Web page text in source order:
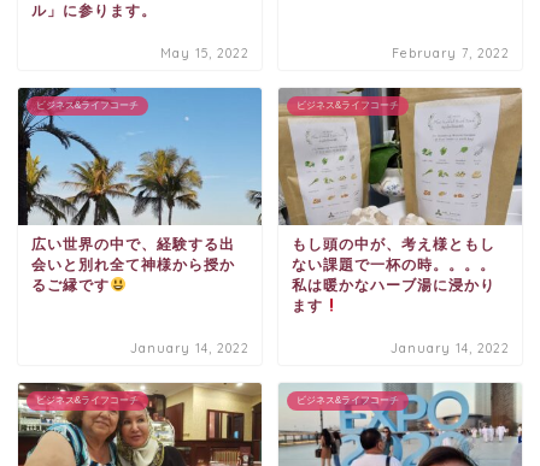
ル」に参ります。
May 15, 2022 February 7, 2022
ビジネス&ライフコーチ
広い世界の中で、経験する出
会いと別れ全て神様から授か
るご縁です
January 14, 2022
ビジネス&ライフコーチ
もし頭の中が、考え様ともし
ない課題で一杯の時。。。。
私は暖かなハーブ湯に浸かり
ます
January 14, 2022
ビジネス&ライフコーチ ビジネス&ライフコーチ